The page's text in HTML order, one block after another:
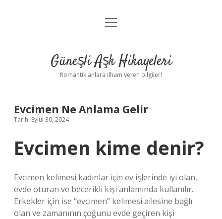
Anasayfa
Yasal Uyarı
menüyü
Güneşli Aşk Hikayeleri
Romantik anlara ilham veren bilgiler!
Evcimen Ne Anlama Gelir
Tarih: Eylül 30, 2024
Evcimen kime denir?
Evcimen kelimesi kadınlar için ev işlerinde iyi olan,
evde oturan ve becerikli kişi anlamında kullanılır.
Erkekler için ise “evcimen” kelimesi ailesine bağlı
olan ve zamanının çoğunu evde geçiren kişi